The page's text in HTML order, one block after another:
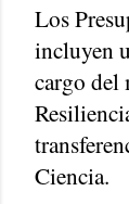
Los
incluyen
cargo del
Ciencia.